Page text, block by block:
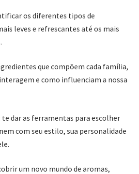
os diferentes tipos de
leves e refrescantes até os mais
que compõem cada família,
e como influenciam a nossa
dar as ferramentas para escolher
com seu estilo, sua personalidade
um novo mundo de aromas,